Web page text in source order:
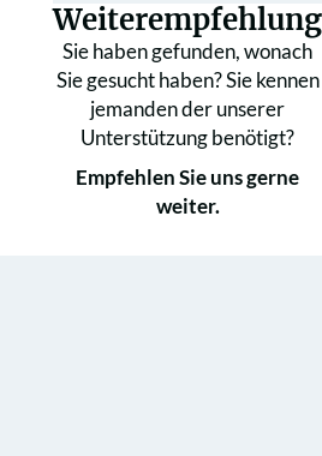
Weiterempfehlung
Sie haben gefunden, wonach
Sie gesucht haben? Sie kennen
jemanden der unserer
Unterstützung benötigt?
Empfehlen Sie uns gerne
weiter.